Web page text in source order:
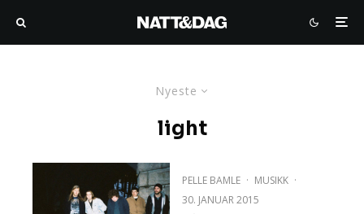
Nyeste
light
PELLE BAMLE · MUSIKK ·
30. JANUAR 2015